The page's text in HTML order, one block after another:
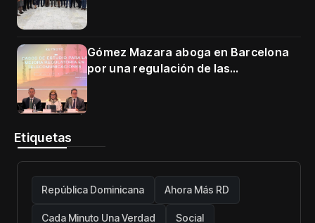
Gómez Mazara aboga en Barcelona
por una regulación de las
Etiquetas
República Dominicana Ahora Más RD
Cada Minuto Una Verdad Social